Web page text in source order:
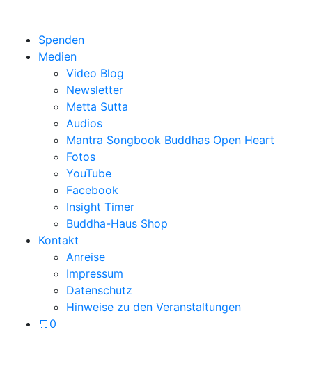
Spenden
Medien
Video Blog
Newsletter
Metta Sutta
Audios
Mantra Songbook Buddhas Open Heart
Fotos
YouTube
Facebook
Insight Timer
Buddha-Haus Shop
Kontakt
Anreise
Impressum
Datenschutz
Hinweise zu den Veranstaltungen
🛒0